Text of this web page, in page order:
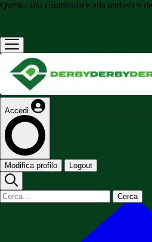
Questo sito contribuisce alla audience de
Accedi
Modifica profilo Logout
Cerca